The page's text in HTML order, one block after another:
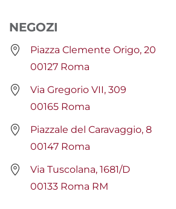
NEGOZI
Piazza Clemente Origo, 20
00127 Roma
Via Gregorio VII, 309
00165 Roma
Piazzale del Caravaggio, 8
00147 Roma
Via Tuscolana, 1681/D
00133 Roma RM